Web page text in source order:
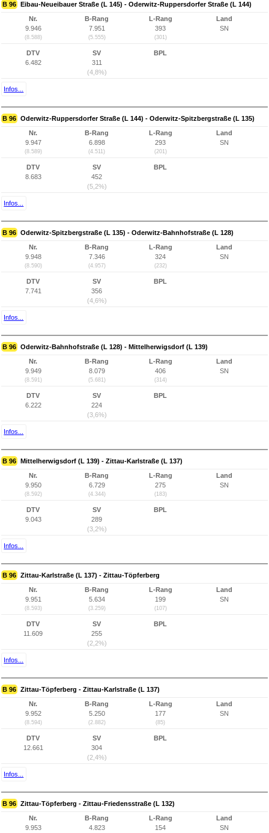
B 96 Eibau-Neueibauer Straße (L 145) - Oderwitz-Ruppersdorfer Straße (L 144)
Nr.
9.946
(8.588)
B-Rang
7.951
(5.555)
L-Rang
393
(301)
Land
SN
DTV
6.482
SV
311
(4,8%)
BPL
Infos...
B 96 Oderwitz-Ruppersdorfer Straße (L 144) - Oderwitz-Spitzbergstraße (L 135)
Nr.
9.947
(8.589)
B-Rang
6.898
(4.511)
L-Rang
293
(201)
Land
SN
DTV
8.683
SV
452
(5,2%)
BPL
Infos...
B 96 Oderwitz-Spitzbergstraße (L 135) - Oderwitz-Bahnhofstraße (L 128)
Nr.
9.948
(8.590)
B-Rang
7.346
(4.957)
L-Rang
324
(232)
Land
SN
DTV
7.741
SV
356
(4,6%)
BPL
Infos...
B 96 Oderwitz-Bahnhofstraße (L 128) - Mittelherwigsdorf (L 139)
Nr.
9.949
(8.591)
B-Rang
8.079
(5.681)
L-Rang
406
(314)
Land
SN
DTV
6.222
SV
224
(3,6%)
BPL
Infos...
B 96 Mittelherwigsdorf (L 139) - Zittau-Karlstraße (L 137)
Nr.
9.950
(8.592)
B-Rang
6.729
(4.344)
L-Rang
275
(183)
Land
SN
DTV
9.043
SV
289
(3,2%)
BPL
Infos...
B 96 Zittau-Karlstraße (L 137) - Zittau-Töpferberg
Nr.
9.951
(8.593)
B-Rang
5.634
(3.259)
L-Rang
199
(107)
Land
SN
DTV
11.609
SV
255
(2,2%)
BPL
Infos...
B 96 Zittau-Töpferberg - Zittau-Karlstraße (L 137)
Nr.
9.952
(8.594)
B-Rang
5.250
(2.882)
L-Rang
177
(85)
Land
SN
DTV
12.661
SV
304
(2,4%)
BPL
Infos...
B 96 Zittau-Töpferberg - Zittau-Friedensstraße (L 132)
Nr.
9.953
B-Rang
4.823
L-Rang
154
Land
SN